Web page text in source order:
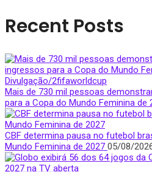
Recent Posts
Mais de 730 mil pessoas
para a Copa do Mundo Feminina de
CBF determina pausa no futebol
Mundo Feminina de 2027 05/08/